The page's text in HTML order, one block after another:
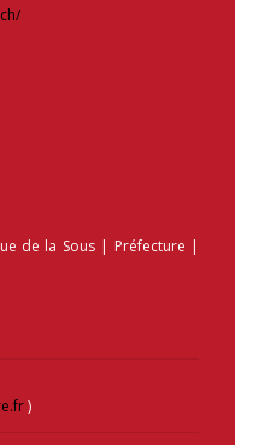
de la Sous | Préfecture |
)